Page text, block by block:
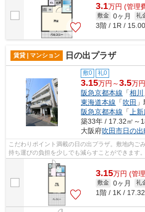
3.1万円 (管理
敷金 0ヶ月 礼
3階 / 1R /
賃貸 | マンション 日の出プラザ
敷0 礼0
3.15万円～3.5万円
阪急京都本線 「相川
東海道本線 「吹田
阪急京都本線 「 上
築33年 / 17.32㎡～
大阪府吹田市日の
こだわりポイント満載の日の出プラザ。敷地内ご
持ち運びの負担を少しでも減らすことができます
ドでお支払いいただける物件なので、...
3.15万円 (管
敷金 0ヶ月 礼
1階 / 1K /